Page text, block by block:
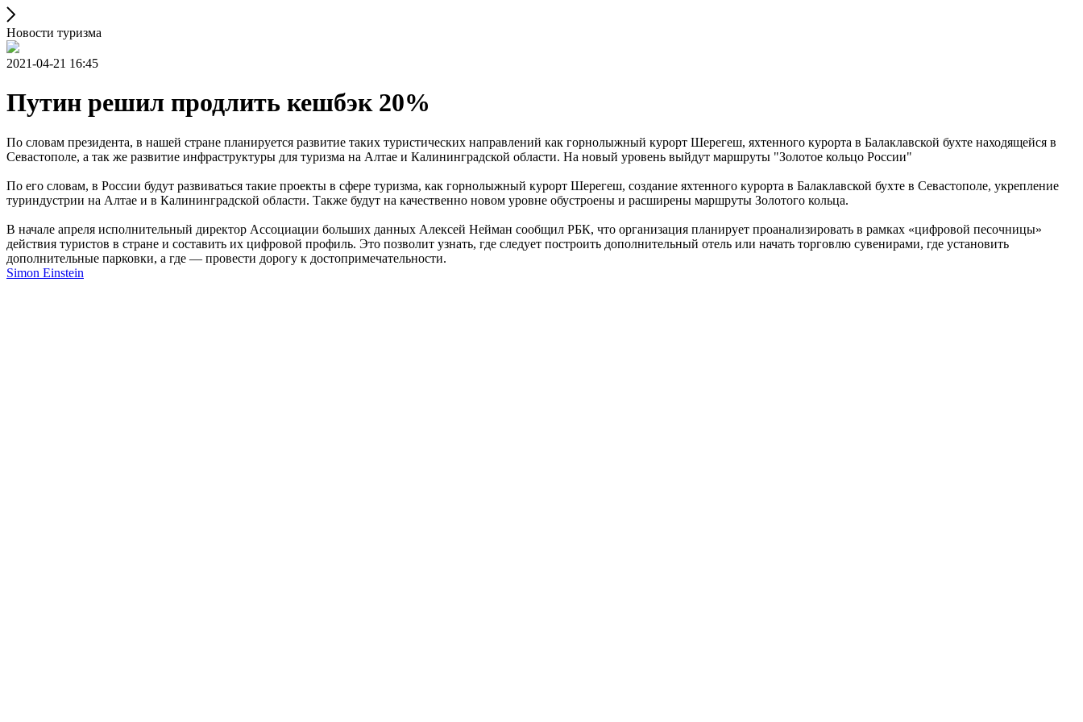
Новости туризма
2021-04-21 16:45
Путин решил продлить кешбэк 20%
По словам президента, в нашей стране планируется развитие таких туристических направлений как горнолыжный курорт Шерегеш, яхтенного курорта в Балаклавской бухте находящейся в
Севастополе, а так же развитие инфраструктуры для туризма на Алтае и Калининградской области. На новый уровень выйдут маршруты "Золотое кольцо России"
По его словам, в России будут развиваться такие проекты в сфере туризма, как горнолыжный курорт Шерегеш, создание яхтенного курорта в Балаклавской бухте в Севастополе, укрепление
туриндустрии на Алтае и в Калининградской области. Также будут на качественно новом уровне обустроены и расширены маршруты Золотого кольца.
В начале апреля исполнительный директор Ассоциации больших данных Алексей Нейман сообщил РБК, что организация планирует проанализировать в рамках «цифровой песочницы»
действия туристов в стране и составить их цифровой профиль. Это позволит узнать, где следует построить дополнительный отель или начать торговлю сувенирами, где установить
дополнительные парковки, а где — провести дорогу к достопримечательности.
Simon Einstein